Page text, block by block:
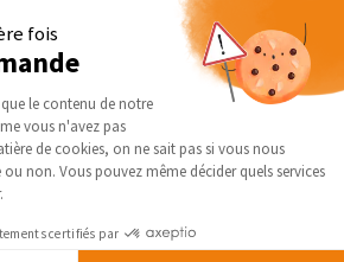
DÉCOUVRIR LES
fois
du Consentement :
le contenu de notre
vous n'avez pas
de cookies, on ne sait pas si vous nous
non. Vous pouvez même décider quels services
certifiés par
Axeptio consent